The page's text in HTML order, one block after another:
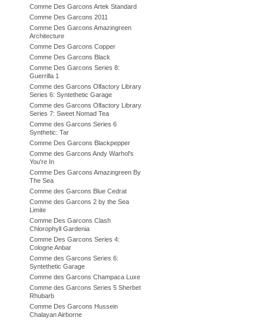
Comme Des Garcons Artek Standard
Comme Des Garcons 2011
Comme Des Garcons Amazingreen
Architecture
Comme Des Garcons Copper
Comme Des Garcons Black
Comme Des Garcons Series 8:
Guerrilla 1
Comme des Garcons Olfactory Library
Series 6: Syntethetic Garage
Comme des Garcons Olfactory Library
Series 7: Sweet Nomad Tea
Comme des Garcons Series 6
Synthetic: Tar
Comme Des Garcons Blackpepper
Comme des Garcons Andy Warhol's
You're In
Comme Des Garcons Amazingreen By
The Sea
Comme des Garcons Blue Cedrat
Comme des Garcons 2 by the Sea
Limite
Comme Des Garcons Clash
Chlorophyll Gardenia
Comme Des Garcons Series 4:
Cologne Anbar
Comme des Garcons Series 6:
Syntethetic Garage
Comme des Garcons Champaca Luxe
Comme des Garcons Series 5 Sherbet
Rhubarb
Comme Des Garcons Hussein
Chalayan Airborne